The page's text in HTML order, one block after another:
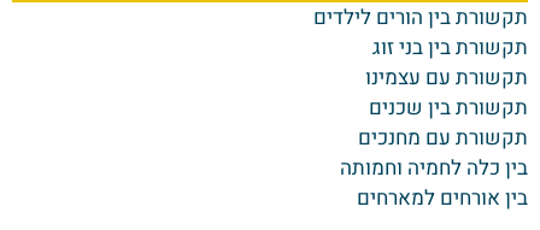
תקשורת בין הורים לילדים
תקשורת בין בני זוג
תקשורת עם עצמינו
תקשורת בין שכנים
תקשורת עם מחנכים
בין כלה לחמיה וחמותה
בין אורחים למארחים